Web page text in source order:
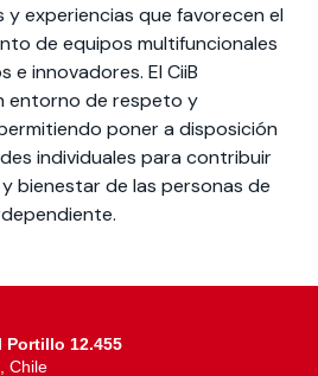
experiencias que favorecen el
de equipos multifuncionales
e innovadores. El CiiB
entorno de respeto y
poner a disposición
individuales para contribuir
bienestar de las personas de
Portillo 12.455
Chile